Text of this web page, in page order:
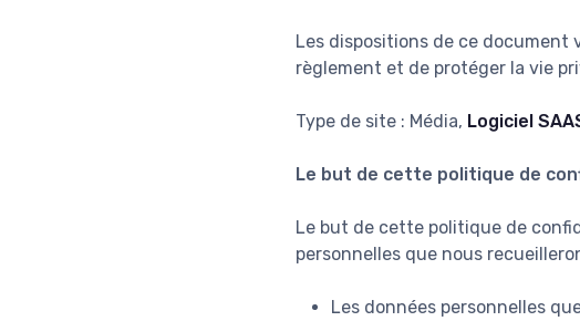
Les dispositions de ce document
règlement et de protéger la vie
Type de site : Média, Logiciel
Le but de cette politique de
Le but de cette politique de
personnelles que nous
Les données personnelles